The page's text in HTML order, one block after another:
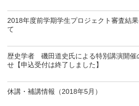
2018年度前学期学生プロジェクト審査結
て
歴史学者 磯田道史氏による特別講演開催
せ【申込受付は終了しました】
休講・補講情報（2018年5月）